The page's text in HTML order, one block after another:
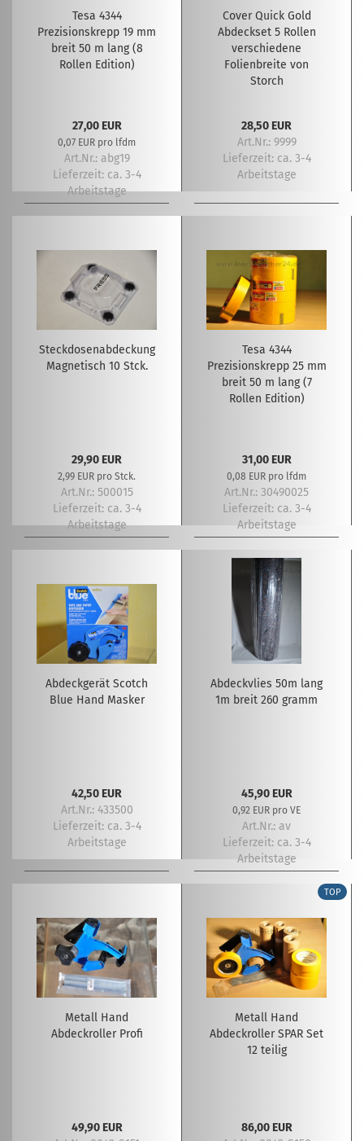
Tesa 4344
Prezisionskrepp 19 mm
breit 50 m lang (8
Rollen Edition)
27,00 EUR
0,07 EUR pro lfdm
Art.Nr.: abg19
Lieferzeit: ca. 3-4
Arbeitstage
Cover Quick Gold
Abdeckset 5 Rollen
verschiedene
Folienbreite von
Storch
28,50 EUR
Art.Nr.: 9999
Lieferzeit: ca. 3-4
Arbeitstage
Steckdosenabdeckung
Magnetisch 10 Stck.
29,90 EUR
2,99 EUR pro Stck.
Art.Nr.: 500015
Lieferzeit: ca. 3-4
Arbeitstage
Tesa 4344
Prezisionskrepp 25 mm
breit 50 m lang (7
Rollen Edition)
31,00 EUR
0,08 EUR pro lfdm
Art.Nr.: 30490025
Lieferzeit: ca. 3-4
Arbeitstage
Abdeckgerät Scotch
Blue Hand Masker
42,50 EUR
Art.Nr.: 433500
Lieferzeit: ca. 3-4
Arbeitstage
Abdeckvlies 50m lang
1m breit 260 gramm
45,90 EUR
0,92 EUR pro VE
Art.Nr.: av
Lieferzeit: ca. 3-4
Arbeitstage
Metall Hand
Abdeckroller Profi
49,90 EUR
TOP
Metall Hand
Abdeckroller SPAR Set
12 teilig
86,00 EUR